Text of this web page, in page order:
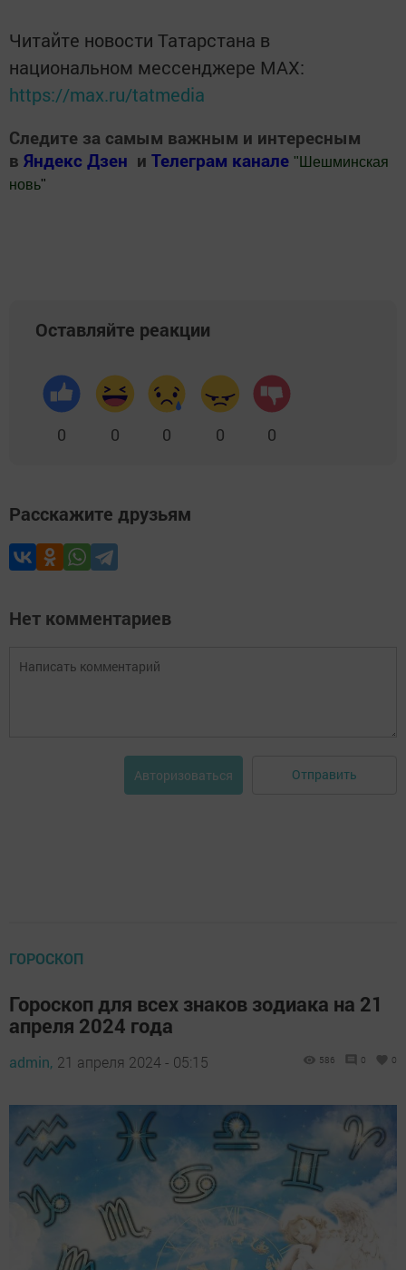
Читайте новости Татарстана в
национальном мессенджере MАХ:
https://max.ru/tatmedia
Следите за самым важным и интересным
в Яндекс Дзен и Телеграм канале " Шешминская
новь"
Оставляйте реакции
0 0 0 0 0
Расскажите друзьям
Нет комментариев
Авторизоваться Отправить
ГОРОСКОП
Гороскоп для всех знаков зодиака на 21
апреля 2024 года
admin, 21 апреля 2024 - 05:15 586 0 0